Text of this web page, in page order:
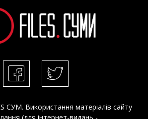
СУМ. Використання матеріалів сайту